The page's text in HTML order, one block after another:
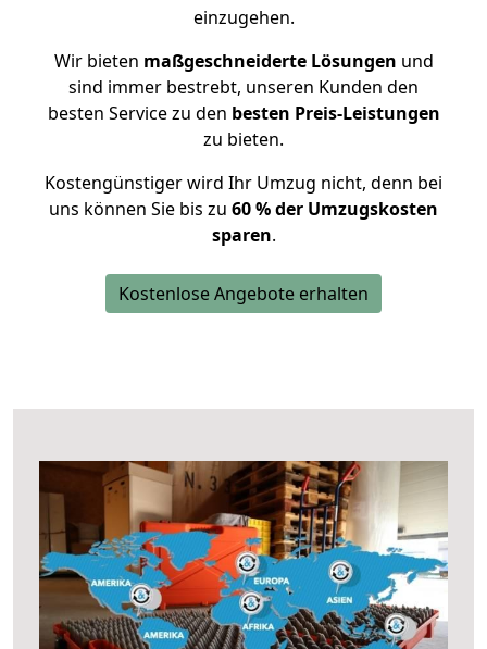
einzugehen.
Wir bieten maßgeschneiderte Lösungen und
sind immer bestrebt, unseren Kunden den
besten Service zu den besten Preis-Leistungen
zu bieten.
Kostengünstiger wird Ihr Umzug nicht, denn bei
uns können Sie bis zu 60 % der Umzugskosten
sparen.
Kostenlose Angebote erhalten